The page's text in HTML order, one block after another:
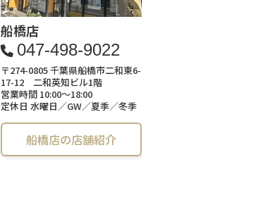
船橋店
047-498-9022
〒274-0805 千葉県船橋市二和東6-
17-12 二和英知ビル1階
営業時間 10:00～18:00
定休日 水曜日／GW／夏季／冬季
船橋店の店舗紹介